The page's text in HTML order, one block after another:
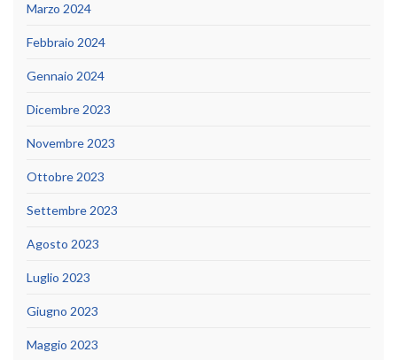
Marzo 2024
Febbraio 2024
Gennaio 2024
Dicembre 2023
Novembre 2023
Ottobre 2023
Settembre 2023
Agosto 2023
Luglio 2023
Giugno 2023
Maggio 2023